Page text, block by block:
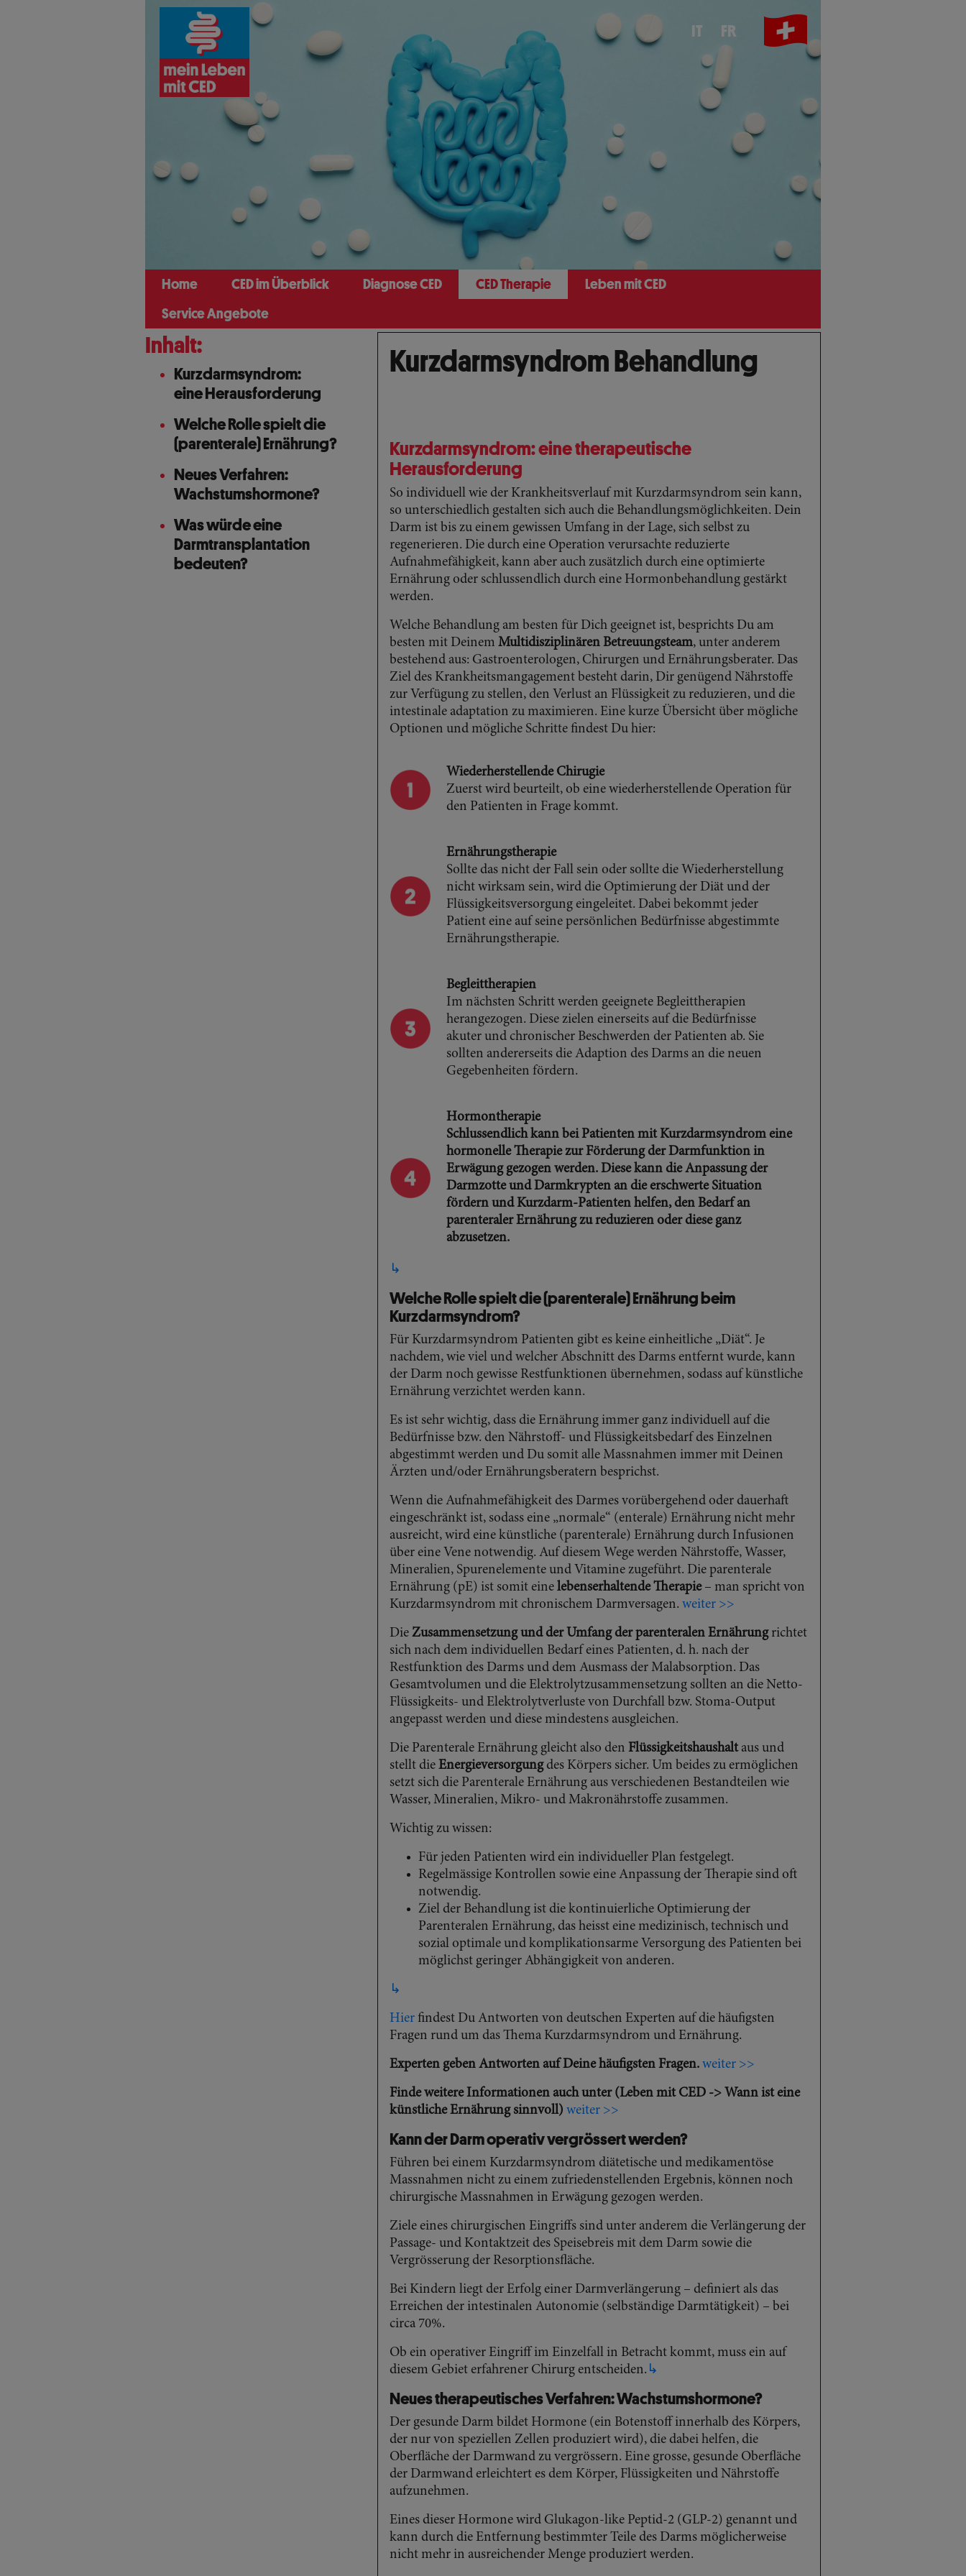
IT FR
Home CED im Überblick Diagnose CED CED Therapie Leben mit CED
Service Angebote
Inhalt:
Kurzdarmsyndrom:
eine Herausforderung
Welche Rolle spielt die
(parenterale) Ernährung?
Neues Verfahren:
Wachstumshormone?
Was würde eine
Darmtransplantation
bedeuten?
Kurzdarmsyndrom Behandlung
Kurzdarmsyndrom: eine therapeutische
Herausforderung
So individuell wie der Krankheitsverlauf mit Kurzdarmsyndrom sein kann,
so unterschiedlich gestalten sich auch die Behandlungsmöglichkeiten. Dein
Darm ist bis zu einem gewissen Umfang in der Lage, sich selbst zu
regenerieren. Die durch eine Operation verursachte reduzierte
Aufnahmefähigkeit, kann aber auch zusätzlich durch eine optimierte
Ernährung oder schlussendlich durch eine Hormonbehandlung gestärkt
werden.
Welche Behandlung am besten für Dich geeignet ist, besprichts Du am
besten mit DeinemMultidisziplinären Betreuungsteam, unter anderem
bestehend aus: Gastroenterologen, Chirurgen und Ernährungsberater. Das
Ziel des Krankheitsmangagement besteht darin, Dir genügend Nährstoffe
zur Verfügung zu stellen, den Verlust an Flüssigkeit zu reduzieren, und die
intestinale adaptation zu maximieren. Eine kurze Übersicht über mögliche
Optionen und mögliche Schritte findest Du hier:
Wiederherstellende Chirugie
Zuerst wird beurteilt, ob eine wiederherstellende Operation für
den Patienten in Frage kommt.
Ernährungstherapie
Sollte das nicht der Fall sein oder sollte die Wiederherstellung
nicht wirksam sein, wird die Optimierung der Diät und der
Flüssigkeitsversorgung eingeleitet. Dabei bekommt jeder
Patient eine auf seine persönlichen Bedürfnisse abgestimmte
Ernährungstherapie.
Begleittherapien
Im nächsten Schritt werden geeignete Begleittherapien
herangezogen. Diese zielen einerseits auf die Bedürfnisse
akuter und chronischer Beschwerden der Patienten ab. Sie
sollten andererseits die Adaption des Darms an die neuen
Gegebenheiten fördern.
Hormontherapie
Schlussendlich kann bei Patienten mit Kurzdarmsyndrom eine
hormonelle Therapie zur Förderung der Darmfunktion in
Erwägung gezogen werden. Diese kann die Anpassung der
Darmzotte und Darmkrypten an die erschwerte Situation
fördern und Kurzdarm-Patienten helfen, den Bedarf an
parenteraler Ernährung zu reduzieren oder diese ganz
abzusetzen.
↳
Welche Rolle spielt die (parenterale) Ernährung beim
Kurzdarmsyndrom?
Für Kurzdarmsyndrom Patienten gibt es keine einheitliche „Diät“. Je
nachdem, wie viel und welcher Abschnitt des Darms entfernt wurde, kann
der Darm noch gewisse Restfunktionen übernehmen, sodass auf künstliche
Ernährung verzichtet werden kann.
Es ist sehr wichtig, dass die Ernährung immer ganz individuell auf die
Bedürfnisse bzw. den Nährstoff- und Flüssigkeitsbedarf des Einzelnen
abgestimmt werden und Du somit alle Massnahmen immer mit Deinen
Ärzten und/oder Ernährungsberatern besprichst.
Wenn die Aufnahmefähigkeit des Darmes vorübergehend oder dauerhaft
eingeschränkt ist, sodass eine „normale“ (enterale) Ernährung nicht mehr
ausreicht, wird eine künstliche (parenterale) Ernährung durch Infusionen
über eine Vene notwendig. Auf diesem Wege werden Nährstoffe, Wasser,
Mineralien, Spurenelemente und Vitamine zugeführt. Die parenterale
Ernährung (pE) ist somit einelebenserhaltende Therapie– man spricht von
Kurzdarmsyndrom mit chronischem Darmversagen.weiter >>
DieZusammensetzung und der Umfang der parenteralen Ernährungrichtet
sich nach dem individuellen Bedarf eines Patienten, d. h. nach der
Restfunktion des Darms und dem Ausmass der Malabsorption. Das
Gesamtvolumen und die Elektrolytzusammensetzung sollten an die Netto-
Flüssigkeits- und Elektrolytverluste von Durchfall bzw. Stoma-Output
angepasst werden und diese mindestens ausgleichen.
Die Parenterale Ernährung gleicht also denFlüssigkeitshaushaltaus und
stellt dieEnergieversorgungdes Körpers sicher. Um beides zu ermöglichen
setzt sich die Parenterale Ernährung aus verschiedenen Bestandteilen wie
Wasser, Mineralien, Mikro- und Makronährstoffe zusammen.
Wichtig zu wissen:
Für jeden Patienten wird ein individueller Plan festgelegt.
Regelmässige Kontrollen sowie eine Anpassung der Therapie sind oft
notwendig.
Ziel der Behandlung ist die kontinuierliche Optimierung der
Parenteralen Ernährung, das heisst eine medizinisch, technisch und
sozial optimale und komplikationsarme Versorgung des Patienten bei
möglichst geringer Abhängigkeit von anderen.
↳
Hier findest Du Antworten von deutschen Experten auf die häufigsten
Fragen rund um das Thema Kurzdarmsyndrom und Ernährung.
Experten geben Antworten auf Deine häufigsten Fragen. weiter >>
Finde weitere Informationen auch unter (Leben mit CED -> Wann ist eine
künstliche Ernährung sinnvoll)weiter >>
Kann der Darm operativ vergrössert werden?
Führen bei einem Kurzdarmsyndrom diätetische und medikamentöse
Massnahmen nicht zu einem zufriedenstellenden Ergebnis, können noch
chirurgische Massnahmen in Erwägung gezogen werden.
Ziele eines chirurgischen Eingriffs sind unter anderem die Verlängerung der
Passage- und Kontaktzeit des Speisebreis mit dem Darm sowie die
Vergrösserung der Resorptionsfläche.
Bei Kindern liegt der Erfolg einer Darmverlängerung – definiert als das
Erreichen der intestinalen Autonomie (selbständige Darmtätigkeit) – bei
circa 70%.
Ob ein operativer Eingriff im Einzelfall in Betracht kommt, muss ein auf
diesem Gebiet erfahrener Chirurg entscheiden. ↳
Neues therapeutisches Verfahren: Wachstumshormone?
Der gesunde Darm bildet Hormone (ein Botenstoff innerhalb des Körpers,
der nur von speziellen Zellen produziert wird), die dabei helfen, die
Oberfläche der Darmwand zu vergrössern. Eine grosse, gesunde Oberfläche
der Darmwand erleichtert es dem Körper, Flüssigkeiten und Nährstoffe
aufzunehmen.
Eines dieser Hormone wird Glukagon-like Peptid-2 (GLP-2) genannt und
kann durch die Entfernung bestimmter Teile des Darms möglicherweise
nicht mehr in ausreichender Menge produziert werden.